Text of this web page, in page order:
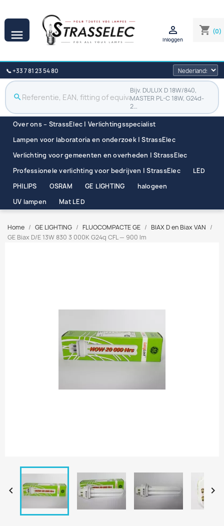
 shopping_cart (0)

Inloggen
📞 +33 7 81 23 54 80
search
Bijv. DULUX D 18W/840,
MASTER PL-C 18W, G24d-
2…
Over ons – StrassElec | Verlichtingsspecialist
Lampen voor laboratoria en onderzoek | StrassElec
Verlichting voor gemeenten en overheden | StrassElec
Professionele verlichting voor bedrijven | StrassElec
LED
PHILIPS
OSRAM GE LIGHTING
halogeen
UV lampen
Mat LED
Home GE LIGHTING FLUOCOMPACTE GE
BIAX D en Biax VAN
GE Biax D/E 13W 830 3 000K G24q CFL — 900 lm
 